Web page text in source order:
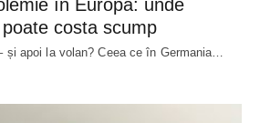
în Europa: unde
costa scump
și apoi la volan? Ceea ce în Germania…